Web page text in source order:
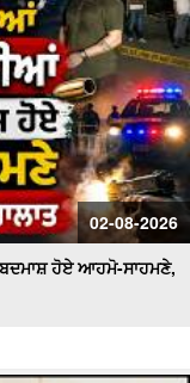
02-08-2026
ਹੋਏ ਆਹਮੋ-ਸਾਹਮਣੇ,